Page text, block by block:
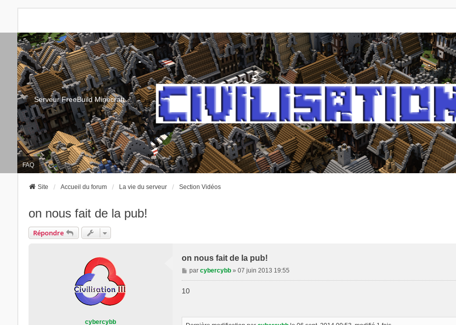
Serveur FreeBuild Minecraft
FAQ
Site Accueil du forum La vie du serveur Section Vidéos
on nous fait de la pub!
Répondre
cybercybb
on nous fait de la pub!
M
e
s
g
parcybercybb »07 juin 2013 19:55
10